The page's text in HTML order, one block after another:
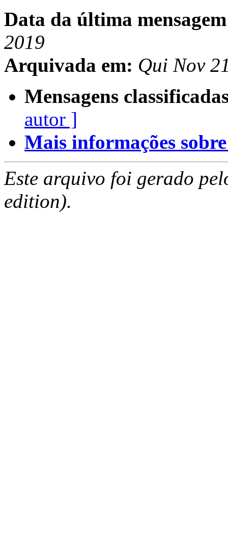
Data da última
2019
Arquivada em: Qui Nov
Mensagens
autor ]
Mais informações
Este arquivo foi gerado
edition).